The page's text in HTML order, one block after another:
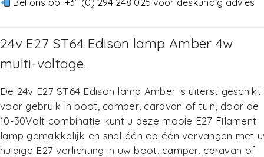
Bel ons op: +31 (0) 294 248 025 voor deskundig advies
24v E27 ST64 Edison lamp Amber 4w
multi-voltage.
De 24v E27 ST64 Edison lamp Amber is uiterst geschikt
voor gebruik in boot, camper, caravan of tuin, door de
10-30Volt combinatie kunt u deze mooie E27 Filament
lamp gemakkelijk en snel één op één vervangen met
huidige E27 verlichting in uw boot, camper, caravan of